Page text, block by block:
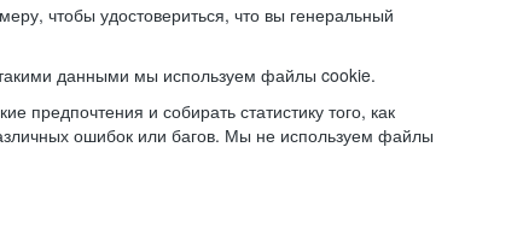
чтобы удостовериться, что вы генеральный
данными мы используем файлы cookie.
предпочтения и собирать статистику того, как
ошибок или багов. Мы не используем файлы